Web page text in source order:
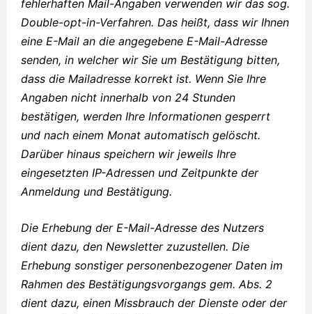
fehlerhaften Mail-Angaben verwenden wir das sog.
Double-opt-in-Verfahren. Das heißt, dass wir Ihnen
eine E-Mail an die angegebene E-Mail-Adresse
senden, in welcher wir Sie um Bestätigung bitten,
dass die Mailadresse korrekt ist. Wenn Sie Ihre
Angaben nicht innerhalb von 24 Stunden
bestätigen, werden Ihre Informationen gesperrt
und nach einem Monat automatisch gelöscht.
Darüber hinaus speichern wir jeweils Ihre
eingesetzten IP-Adressen und Zeitpunkte der
Anmeldung und Bestätigung.
Die Erhebung der E-Mail-Adresse des Nutzers
dient dazu, den Newsletter zuzustellen. Die
Erhebung sonstiger personenbezogener Daten im
Rahmen des Bestätigungsvorgangs gem. Abs. 2
dient dazu, einen Missbrauch der Dienste oder der